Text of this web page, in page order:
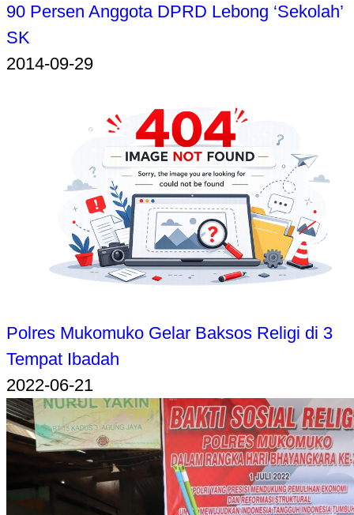
90 Persen Anggota DPRD Lebong ‘Sekolah’
SK
2014-09-29
Polres Mukomuko Gelar Baksos Religi di 3
Tempat Ibadah
2022-06-21